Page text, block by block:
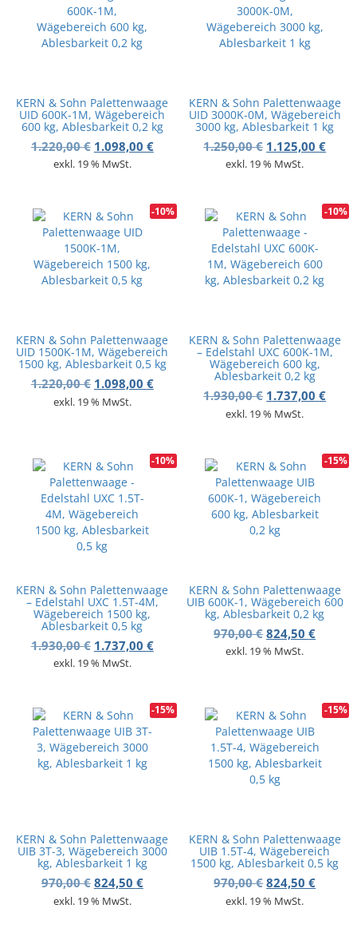
KERN & Sohn Palettenwaage
UID 600K-1M, Wägebereich
600 kg, Ablesbarkeit 0,2 kg
1.220,00€ Ursprünglicher Preis war: 1.220,00 €
1.098,00 €Aktueller Preis ist: 1.098,00 €.
exkl. 19 % MwSt.
KERN & Sohn Palettenwaage
UID 3000K-0M, Wägebereich
3000 kg, Ablesbarkeit 1 kg
1.250,00€ 1.125,00€
exkl. 19 % MwSt.
-10%
KERN & Sohn Palettenwaage
UID 1500K-1M, Wägebereich
1500 kg, Ablesbarkeit 0,5 kg
1.220,00€ Ursprünglicher Preis war: 1.220,00 €
1.098,00 €Aktueller Preis ist: 1.098,00 €.
exkl. 19 % MwSt.
-10%
KERN & Sohn Palettenwaage
– Edelstahl UXC 600K-1M,
Wägebereich 600 kg,
Ablesbarkeit 0,2 kg
1.930,00€ 1.737,00€
exkl. 19 % MwSt.
-10%
KERN & Sohn Palettenwaage
– Edelstahl UXC 1.5T-4M,
Wägebereich 1500 kg,
Ablesbarkeit 0,5 kg
1.930,00€ Ursprünglicher Preis war: 1.930,00 €
1.737,00 €Aktueller Preis ist: 1.737,00 €.
exkl. 19 % MwSt.
-15%
KERN & Sohn Palettenwaage
UIB 600K-1, Wägebereich 600
kg, Ablesbarkeit 0,2 kg
970,00€ 824,50€
exkl. 19 % MwSt.
-15%
KERN & Sohn Palettenwaage
UIB 3T-3, Wägebereich 3000
kg, Ablesbarkeit 1 kg
970,00€ Ursprünglicher Preis war: 970,00 €
824,50 €Aktueller Preis ist: 824,50 €.
exkl. 19 % MwSt.
-15%
KERN & Sohn Palettenwaage
UIB 1.5T-4, Wägebereich
1500 kg, Ablesbarkeit 0,5 kg
970,00€ 824,50€
exkl. 19 % MwSt.